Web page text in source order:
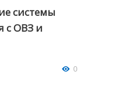
системы
с ОВЗ и
0